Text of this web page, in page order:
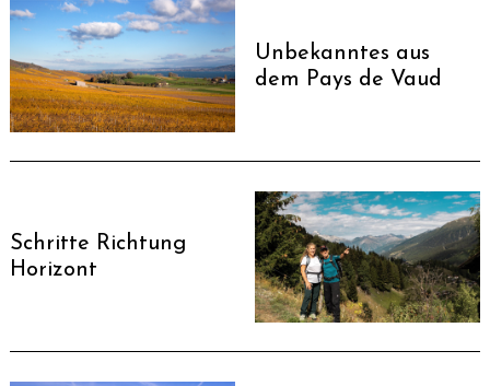
Unbekanntes aus
dem Pays de Vaud
Schritte Richtung
Horizont